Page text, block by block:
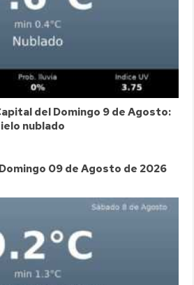
del Domingo 9 de Agosto:
nublado
09 de Agosto de 2026